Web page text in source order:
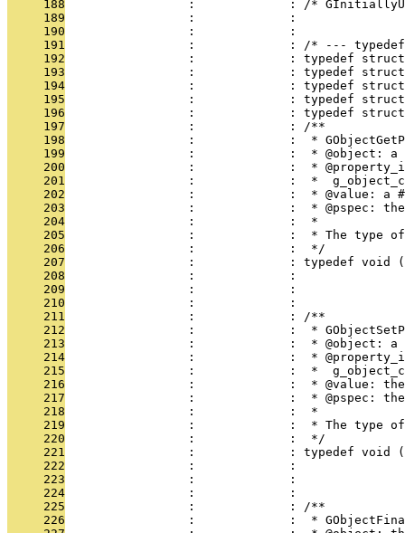
     188
:             : /*
     189
                 :             :
     190
                 :             :
     191
:             : /* ---
     192
:             : typedef
     193
:             : typedef
     194
:             : typedef
     195
:             : typedef
     196
:             : typedef
     197
                 :             : /**
     198
:             :  *
     199
:             :  * @object: a
     200
:             :  *
     201
:             :  *
     202
:             :  * @value: a
     203
:             :  * @pspec:
     204
                 :             :  *
     205
:             :  * The type
     206
                 :             :  */
     207
:             : typedef void
     208
:             :
     209
:             :
     210
:             :
     211
                 :             : /**
     212
:             :  *
     213
:             :  * @object: a
     214
:             :  *
     215
:             :  *
     216
:             :  * @value:
     217
:             :  * @pspec:
     218
                 :             :  *
     219
:             :  * The type
     220
                 :             :  */
     221
:             : typedef void
     222
:             :
     223
:             :
     224
:             :
     225
                 :             : /**
     226
:             :  *